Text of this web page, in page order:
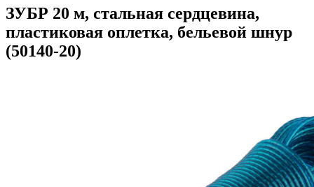
ЗУБР 20 м, стальная сердцевина,
пластиковая оплетка, бельевой шнур
(50140-20)